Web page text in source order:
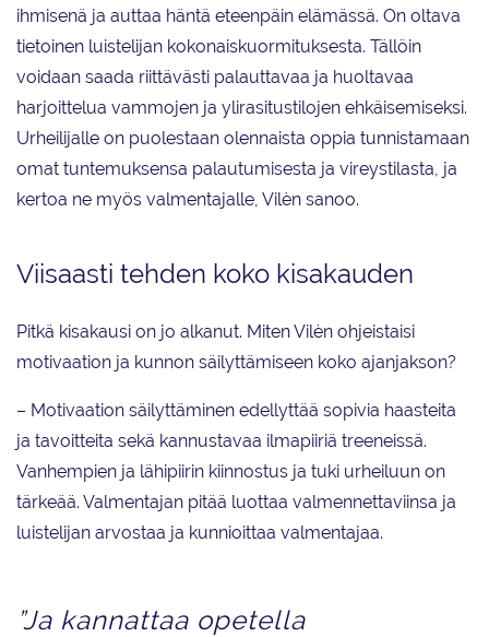
ihmisenä ja auttaa häntä eteenpäin elämässä. On oltava
tietoinen luistelijan kokonaiskuormituksesta. Tällöin
voidaan saada riittävästi palauttavaa ja huoltavaa
harjoittelua vammojen ja ylirasitustilojen ehkäisemiseksi.
Urheilijalle on puolestaan olennaista oppia tunnistamaan
omat tuntemuksensa palautumisesta ja vireystilasta, ja
kertoa ne myös valmentajalle, Vilèn sanoo.
Viisaasti tehden koko kisakauden
Pitkä kisakausi on jo alkanut. Miten Vilèn ohjeistaisi
motivaation ja kunnon säilyttämiseen koko ajanjakson?
– Motivaation säilyttäminen edellyttää sopivia haasteita
ja tavoitteita sekä kannustavaa ilmapiiriä treeneissä.
Vanhempien ja lähipiirin kiinnostus ja tuki urheiluun on
tärkeää. Valmentajan pitää luottaa valmennettaviinsa ja
luistelijan arvostaa ja kunnioittaa valmentajaa.
”Ja kannattaa opetella